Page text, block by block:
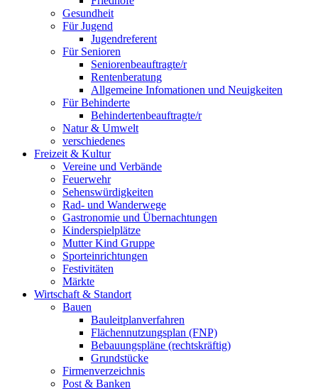
Gesundheit
Für Jugend
Jugendreferent
Für Senioren
Seniorenbeauftragte/r
Rentenberatung
Allgemeine Infomationen und Neuigkeiten
Für Behinderte
Behindertenbeauftragte/r
Natur & Umwelt
verschiedenes
Freizeit & Kultur
Vereine und Verbände
Feuerwehr
Sehenswürdigkeiten
Rad- und Wanderwege
Gastronomie und Übernachtungen
Kinderspielplätze
Mutter Kind Gruppe
Sporteinrichtungen
Festivitäten
Märkte
Wirtschaft & Standort
Bauen
Bauleitplanverfahren
Flächennutzungsplan (FNP)
Bebauungspläne (rechtskräftig)
Grundstücke
Firmenverzeichnis
Post & Banken